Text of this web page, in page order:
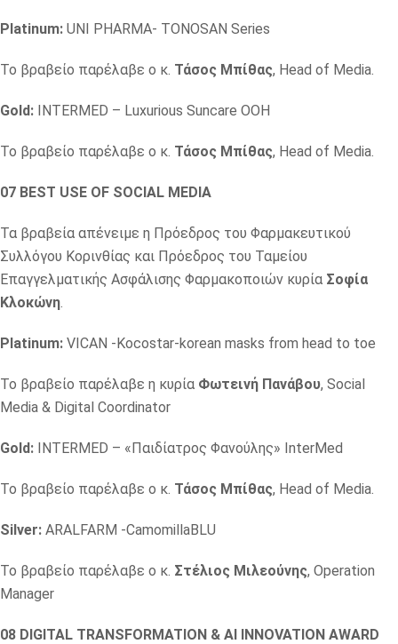
Platinum: UNI PHARMA- TONOSAN Series
Το βραβείο παρέλαβε ο κ. Τάσος Μπίθας, Head of Media.
Gold: INTERMED – Luxurious Suncare OOH
Το βραβείο παρέλαβε ο κ. Τάσος Μπίθας, Head of Media.
07 BEST USE OF SOCIAL MEDIA
Τα βραβεία απένειμε η Πρόεδρος του Φαρμακευτικού
Συλλόγου Κορινθίας και Πρόεδρος του Ταμείου
Επαγγελματικής Ασφάλισης Φαρμακοποιών κυρία Σοφία
Κλοκώνη
Platinum: VICAN -Kocostar-korean masks from head to toe
Το βραβείο παρέλαβε η κυρία Φωτεινή Πανάβου, Social
Media & Digital Coordinator
Gold: INTERMED – «Παιδίατρος Φανούλης» InterMed
Το βραβείο παρέλαβε ο κ. Τάσος Μπίθας, Head of Media.
Silver: ARALFARM -CamomillaBLU
Το βραβείο παρέλαβε ο κ. Στέλιος Μιλεούνης, Operation
Manager
08 DIGITAL TRANSFORMATION & AI INNOVATION AWARD